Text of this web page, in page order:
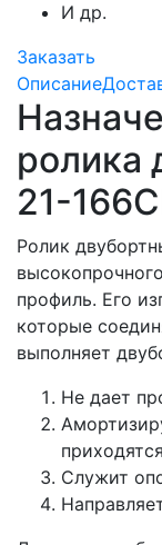
И др.
Заказать
Описание
ролика
21-
Ролик
профиль. Его
которые
выполняет
Не дает
Служит